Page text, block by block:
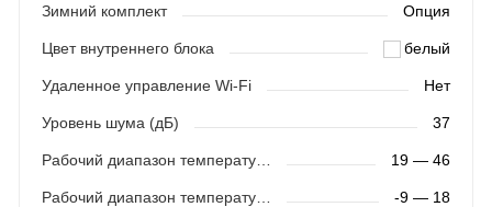
Зимний комплект Опция
Цвет внутреннего блока белый
Удаленное управление Wi-Fi Нет
Уровень шума (дБ) 37
Рабочий диапазон температур (охлаждение) 19 — 46
Рабочий диапазон температур (обогрев) -9 — 18